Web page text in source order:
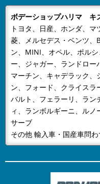
ただき厚くお礼申し上
ハリマでは、誠に勝手な
2024/08/09 NEWS
夏季休業のおしらせ
平素は格別のお引き立
す。有限会社ボデーシ
ら下記日程を夏季休業と
2024/04/26
NEWS
GW休業のお知らせ
当社はGW休業は4月28
便をおかけいたします
2024/01/05 NEWS
あけましておめでとう
ボデーショップハリマ キ
トヨタ、日産、ホンダ、
菱、メルセデス・ベンツ
ン、MINI、オペル、ポル
ー、ジャガー、ランドロ
マーチン、キャデラック、
ン、フォード、クライス
バルト、フェラーリ、ラン
ィ、ランボルギーニ、ルノ
サーブ
その他 輸入車・国産車問